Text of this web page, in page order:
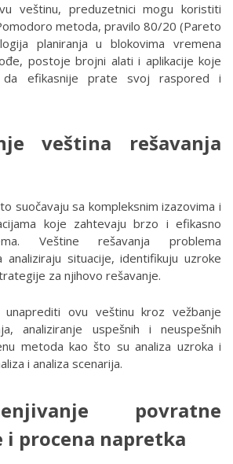
veštinu, preduzetnici mogu koristiti
metoda, pravilo 80/20 (Pareto
planiranja u blokovima vremena
postoje brojni alati i aplikacije koje
efikasnije prate svoj raspored i
veština rešavanja
suočavaju sa kompleksnim izazovima i
koje zahtevaju brzo i efikasno
Veštine rešavanja problema
analiziraju situacije, identifikuju uzroke
za njihovo rešavanje.
unaprediti ovu veštinu kroz vežbanje
analiziranje uspešnih i neuspešnih
metoda kao što su analiza uzroka i
i analiza scenarija.
povratne
procena napretka